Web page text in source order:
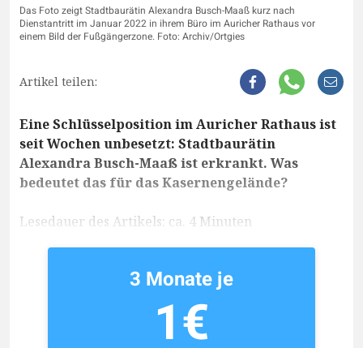
Das Foto zeigt Stadtbaurätin Alexandra Busch-Maaß kurz nach
Dienstantritt im Januar 2022 in ihrem Büro im Auricher Rathaus vor
einem Bild der Fußgängerzone. Foto: Archiv/Ortgies
Artikel teilen:
Eine Schlüsselposition im Auricher Rathaus ist
seit Wochen unbesetzt: Stadtbaurätin
Alexandra Busch-Maaß ist erkrankt. Was
bedeutet das für das Kasernengelände?
Lesedauer des Artikels: ca. 4 Minuten
3 Monate je
1€